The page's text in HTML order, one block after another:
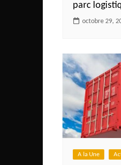
parc
octobre 29,
A la Une